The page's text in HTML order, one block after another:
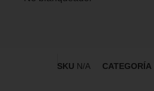
SKU N/A CATEGORÍA